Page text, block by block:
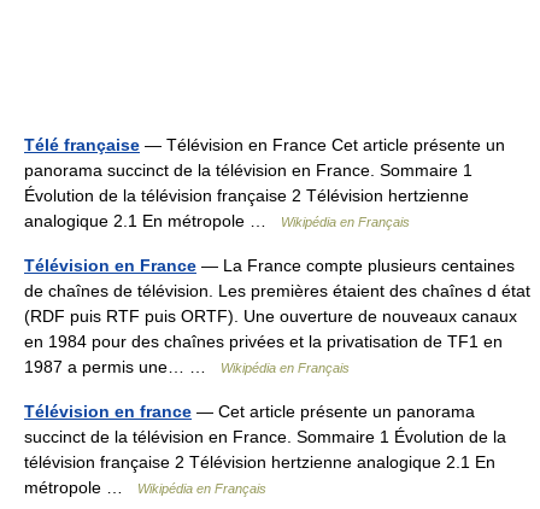
Télé française — Télévision en France Cet article présente un
panorama succinct de la télévision en France. Sommaire 1
Évolution de la télévision française 2 Télévision hertzienne
analogique 2.1 En métropole …
Wikipédia en Français
Télévision en France — La France compte plusieurs centaines
de chaînes de télévision. Les premières étaient des chaînes d état
(RDF puis RTF puis ORTF). Une ouverture de nouveaux canaux
en 1984 pour des chaînes privées et la privatisation de TF1 en
1987 a permis une… …
Wikipédia en Français
Télévision en france — Cet article présente un panorama
succinct de la télévision en France. Sommaire 1 Évolution de la
télévision française 2 Télévision hertzienne analogique 2.1 En
métropole …
Wikipédia en Français